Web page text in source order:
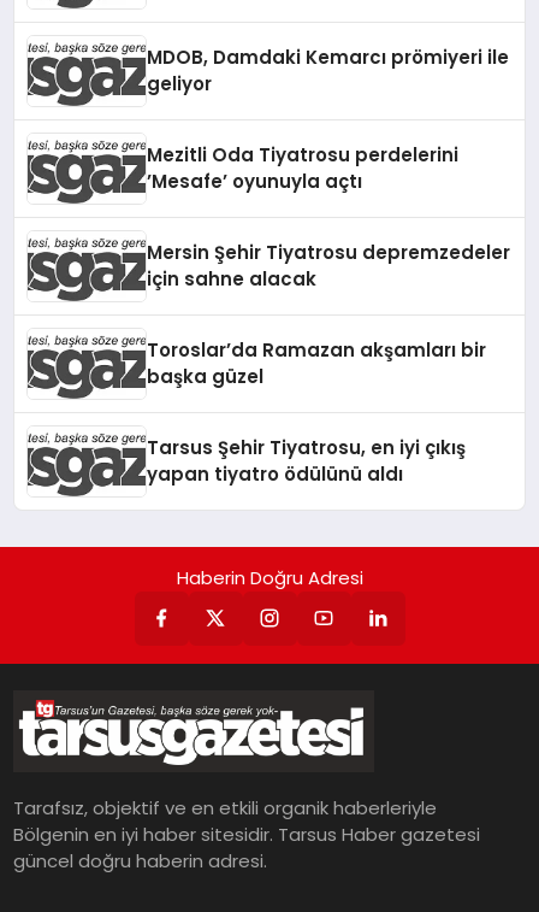
MDOB, Damdaki Kemarcı prömiyeri ile
geliyor
Mezitli Oda Tiyatrosu perdelerini
’Mesafe’ oyunuyla açtı
Mersin Şehir Tiyatrosu depremzedeler
için sahne alacak
Toroslar’da Ramazan akşamları bir
başka güzel
Tarsus Şehir Tiyatrosu, en iyi çıkış
yapan tiyatro ödülünü aldı
Haberin Doğru Adresi
Tarafsız, objektif ve en etkili organik haberleriyle
Bölgenin en iyi haber sitesidir. Tarsus Haber gazetesi
güncel doğru haberin adresi.